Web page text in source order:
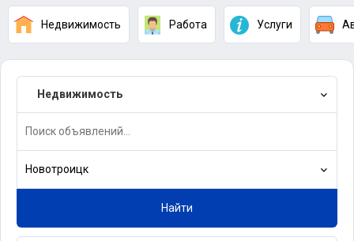
Недвижимость Работа Услуги
Недвижимость
Новотроицк
Найти